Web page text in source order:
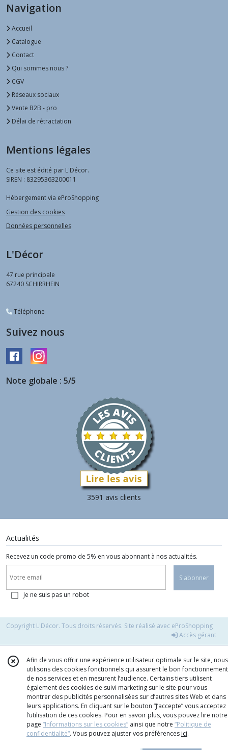
Navigation
Accueil
Catalogue
Contact
Qui sommes nous ?
CGV
Réseaux sociaux
Vente B2B - pro
Délai de rétractation
Mentions légales
Ce site est édité par L'Décor.
SIREN : 83295363200011
Hébergement via eProShopping
Gestion des cookies
Données personnelles
L'Décor
47 rue principale
67240 SCHIRRHEIN
Téléphone
Suivez nous
Note globale : 5/5
3591 avis clients
Actualités
Recevez un code promo de 5% en vous abonnant à nos actualités.
S'abonner
Je ne suis pas un robot
Copyright L'Décor. Tous droits réservés. Site réalisé avec eProShopping
Accès gérant
Afin de vous offrir une expérience utilisateur optimale sur le site, nous
utilisons des cookies fonctionnels qui assurent le bon fonctionnement
de nos services et en mesurent l’audience. Certains tiers utilisent
également des cookies de suivi marketing sur le site pour vous
montrer des publicités personnalisées sur d’autres sites Web et dans
leurs applications. En cliquant sur le bouton “J’accepte” vous acceptez
l’utilisation de ces cookies. Pour en savoir plus, vous pouvez lire notre
page “Informations sur les cookies” ainsi que notre “Politique de
confidentialité“. Vous pouvez ajuster vos préférences ici.